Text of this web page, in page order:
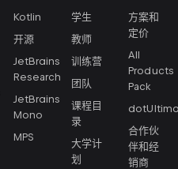
Kotlin
开源
JetBrains
Research
JetBrains
Mono
MPS
学生
教师
训练营
团队
课程目
录
大学计
划
方案和
定价
All
Products
Pack
合作伙
伴和经
销商